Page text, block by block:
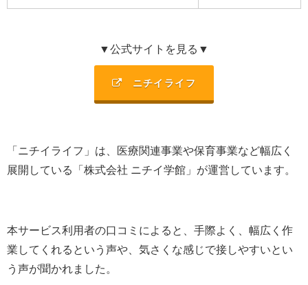
▼公式サイトを見る▼
ニチイライフ
「ニチイライフ」は、
医療関連事業や保育事業など幅広く
展開 している「 株式会社 ニチイ学館 」が運営しています。
本サービス利用者の口コミによると、手際よく、幅広く作
業してくれるという声や、気さくな感じで接しやすいとい
う声が聞かれました。